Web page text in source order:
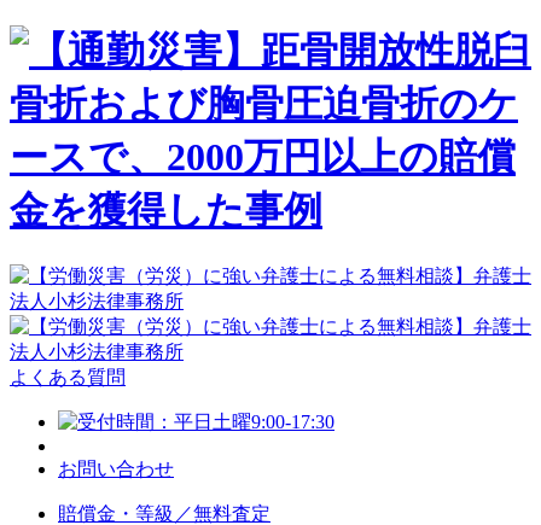
よくある質問
お問い合わせ
賠償金・等級／無料査定